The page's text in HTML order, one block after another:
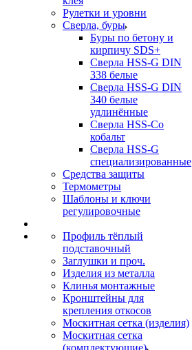
Рулетки и уровни
Сверла, буры
Буры по бетону и
кирпичу SDS+
Сверла HSS-G DIN
338 белые
Сверла HSS-G DIN
340 белые
удлинённые
Сверла HSS-Co
кобальт
Сверла HSS-G
специализированные
Средства защиты
Термометры
Шаблоны и ключи
регулировочные
Профиль тёплый
подставочный
Заглушки и проч.
Изделия из металла
Клинья монтажные
Кронштейны для
крепления откосов
Москитная сетка (изделия)
Москитная сетка
(комплектующие)